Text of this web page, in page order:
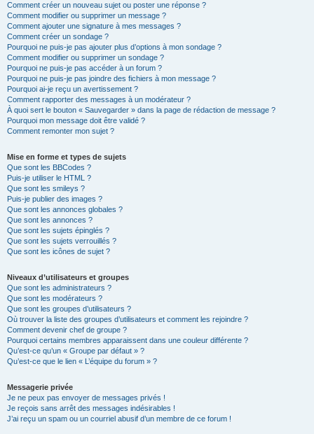
Comment créer un nouveau sujet ou poster une réponse ?
Comment modifier ou supprimer un message ?
Comment ajouter une signature à mes messages ?
Comment créer un sondage ?
Pourquoi ne puis-je pas ajouter plus d’options à mon sondage ?
Comment modifier ou supprimer un sondage ?
Pourquoi ne puis-je pas accéder à un forum ?
Pourquoi ne puis-je pas joindre des fichiers à mon message ?
Pourquoi ai-je reçu un avertissement ?
Comment rapporter des messages à un modérateur ?
À quoi sert le bouton « Sauvegarder » dans la page de rédaction de message ?
Pourquoi mon message doit être validé ?
Comment remonter mon sujet ?
Mise en forme et types de sujets
Que sont les BBCodes ?
Puis-je utiliser le HTML ?
Que sont les smileys ?
Puis-je publier des images ?
Que sont les annonces globales ?
Que sont les annonces ?
Que sont les sujets épinglés ?
Que sont les sujets verrouillés ?
Que sont les icônes de sujet ?
Niveaux d’utilisateurs et groupes
Que sont les administrateurs ?
Que sont les modérateurs ?
Que sont les groupes d’utilisateurs ?
Où trouver la liste des groupes d’utilisateurs et comment les rejoindre ?
Comment devenir chef de groupe ?
Pourquoi certains membres apparaissent dans une couleur différente ?
Qu’est-ce qu’un « Groupe par défaut » ?
Qu’est-ce que le lien « L’équipe du forum » ?
Messagerie privée
Je ne peux pas envoyer de messages privés !
Je reçois sans arrêt des messages indésirables !
J’ai reçu un spam ou un courriel abusif d’un membre de ce forum !